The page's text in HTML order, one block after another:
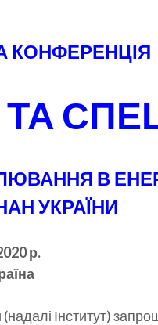
КОНФЕРЕНЦІЯ
В
УКРАЇНИ
р.
Інститут)